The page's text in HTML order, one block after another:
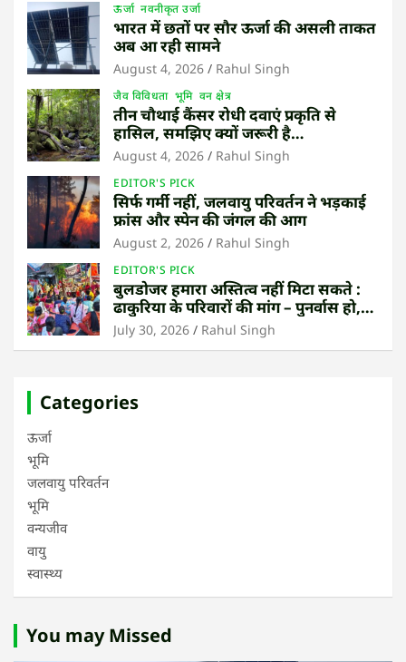
ऊर्जा नवनीकृत उर्जा
भारत में छतों पर सौर ऊर्जा की असली ताकत
अब आ रही सामने
August 4, 2026 Rahul Singh
जैव विविधता भूमि वन क्षेत्र
तीन चौथाई कैंसर रोधी दवाएं प्रकृति से
हासिल, समझिए क्यों जरूरी है
उष्णकटिबंधीय जंगल बचाना
August 4, 2026 Rahul Singh
EDITOR'S PICK
सिर्फ गर्मी नहीं, जलवायु परिवर्तन ने भड़काई
फ्रांस और स्पेन की जंगल की आग
August 2, 2026 Rahul Singh
EDITOR'S PICK
बुलडोजर हमारा अस्तित्व नहीं मिटा सकते :
ढाकुरिया के परिवारों की मांग – पुनर्वास हो,
बेदखली नहीं
July 30, 2026 Rahul Singh
Categories
ऊर्जा
भूमि
जलवायु परिवर्तन
भूमि
वन्यजीव
वायु
स्वास्थ्य
You may Missed